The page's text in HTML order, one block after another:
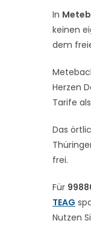
In
keinen
dem
Herzen
Tarife
Das
frei.
Für
TEAG
Nutzen